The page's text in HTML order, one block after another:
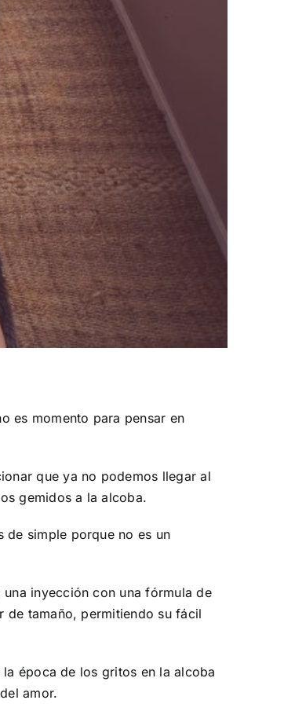
es momento para pensar en
que ya no podemos llegar al
gemidos a la alcoba.
de simple porque no es un
inyección con una fórmula de
de tamaño, permitiendo su fácil
época de los gritos en la alcoba
amor.